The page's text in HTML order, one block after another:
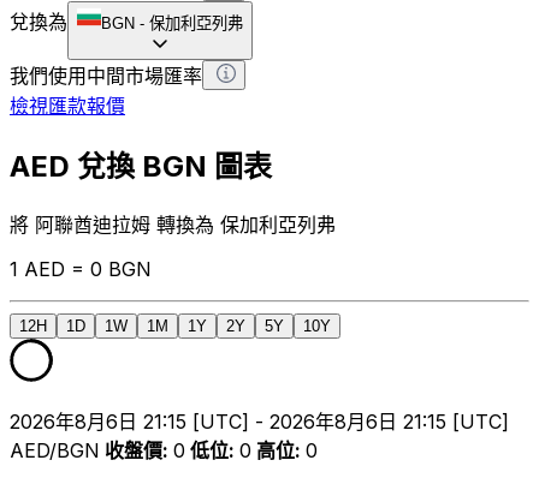
兌換為
BGN - 保加利亞列弗
我們使用中間市場匯率
檢視匯款報價
AED 兌換 BGN 圖表
將 阿聯酋迪拉姆 轉換為 保加利亞列弗
1 AED = 0 BGN
12H 1D 1W 1M 1Y 2Y 5Y 10Y
2026年8月6日 21:15 [UTC] - 2026年8月6日 21:15 [UTC]
AED/BGN 收盤價: 0 低位: 0 高位: 0